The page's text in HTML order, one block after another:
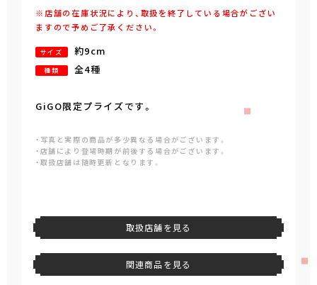
※店舗の在庫状況により、取扱を終了している場合がござい
ますので予めご了承ください。
サイズ 約9cm
種類 全4種
GiGO限定プライズです。
・写真と実際の商品が多少異なる場合がございます。
・店舗により登場時期が前後する場合がございます。
・取扱店舗は随時更新となります。
取扱店舗を見る
関連商品を見る